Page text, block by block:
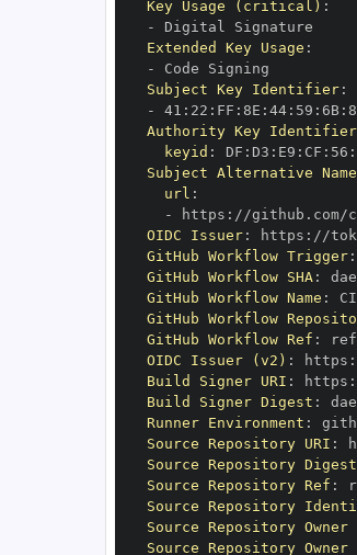
Key Usage (critical) :
-
Extended Key Usage :
-
Subject Key Identifier:
-
41 : 22 : FF : 8E : 44: 59 : 6B:
Authority Key Identifier
keyid : DF : D3 : E9 : CF : 56 :
Subject Alternative
url :
-
https : //github.com/
OIDC Issuer: https :
GitHub Workflow Trigger:
GitHub Workflow SHA:
GitHub Workflow Name :
GitHub Workflow
GitHub Workflow Ref :
OIDC Issuer (v2) : https :
Build Signer URI : https :
Build Signer Digest :
Runner Environment :
Source Repository URI :
Source Repository Digest
Source Repository Ref :
Source Repository
Source Repository Owner
Source Repository